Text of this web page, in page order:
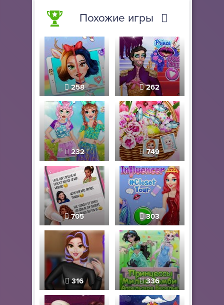
Похожие игры
258 262
232 749
705 303
316 336